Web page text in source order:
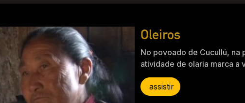
Oleiros
No povoado de Cucullú, na
atividade de olaria marca a
assistir